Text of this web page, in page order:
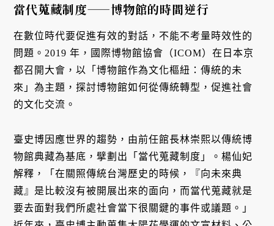
當代蒐藏制度——博物館的時間逆行
在數位時代要促進有效的對話，不能不考量時效性的
問題。2019 年，國際博物館協會（ICOM）在日本京
都召開大會，以「博物館作為文化樞紐：傳統的未
來」為主題，探討博物館如何從傳統轉型，促進社會
的文化交流。
臺史博因應世界的趨勢，由前任館長林崇熙以傳統博
物館典藏為基底，擘劃出「當代蒐藏制度」。楊仙妃
解釋，「在關照傳統台灣歷史的時候，『向未來典
藏』是比較沒有被開展出來的面向，而當代蒐藏就是
要去面對我們所處社會當下很關鍵的事件或議題。」